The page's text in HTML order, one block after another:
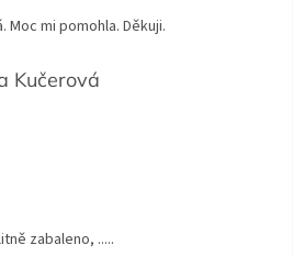
Moc mi pomohla. Děkuji.
Kučerová
obchodu je 5 z 5 hvězdiček.
obchodu je 5 z 5 hvězdiček.
zabaleno, .....